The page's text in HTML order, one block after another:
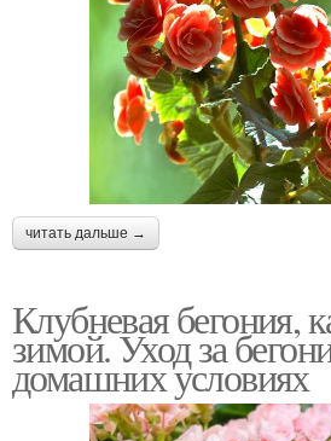
читать дальше →
Клубневая бегония,
зимой. Уход за
домашних условиях